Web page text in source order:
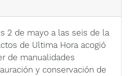
2 de mayo a las seis de la
de Ultima Hora acogió
de manualidades
y conservación de